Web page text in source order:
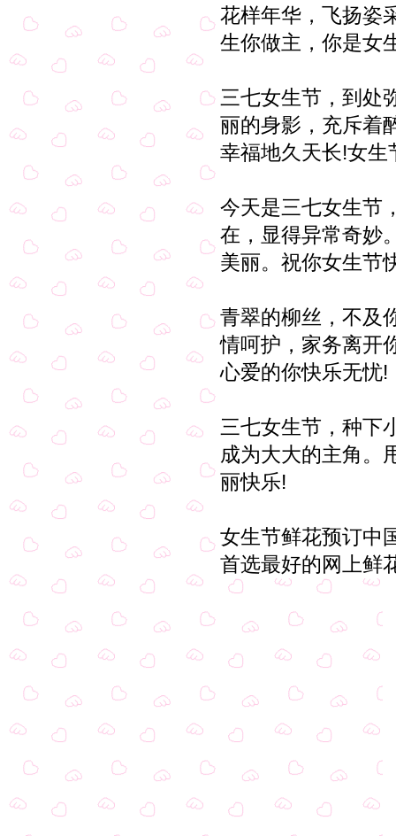
花样年华，飞扬姿
生你做主，你是女
三七女生节，到处
丽的身影，充斥着
幸福地久天长!女生
今天是三七女生节
在，显得异常奇妙
美丽。祝你女生节
青翠的柳丝，不及
情呵护，家务离开
心爱的你快乐无忧!
三七女生节，种下
成为大大的主角。
丽快乐!
女生节鲜花预订中
首选最好的网上鲜